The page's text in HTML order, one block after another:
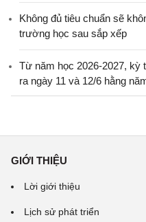
Không đủ tiêu chuẩn sẽ
trường học sau sắp xếp
Từ năm học 2026-2027, kỳ
ra ngày 11 và 12/6 hằng
GIỚI THIỆU
Lời giới thiệu
Lịch sử phát triển